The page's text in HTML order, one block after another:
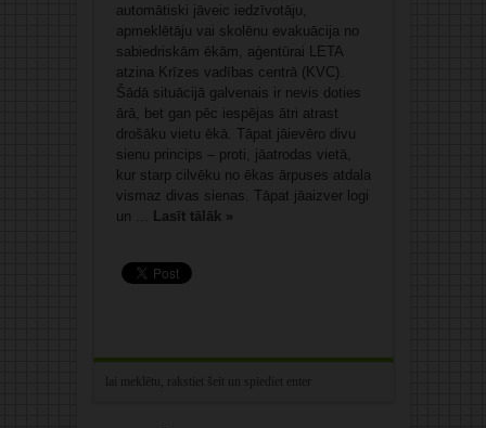
automātiski jāveic iedzīvotāju,
apmeklētāju vai skolēnu evakuācija no
sabiedriskām ēkām, aģentūrai LETA
atzina Krīzes vadības centrā (KVC).
Šādā situācijā galvenais ir nevis doties
ārā, bet gan pēc iespējas ātri atrast
drošāku vietu ēkā. Tāpat jāievēro divu
sienu princips – proti, jāatrodas vietā,
kur starp cilvēku no ēkas ārpuses atdala
vismaz divas sienas. Tāpat jāaizver logi
un ... Lasīt tālāk »